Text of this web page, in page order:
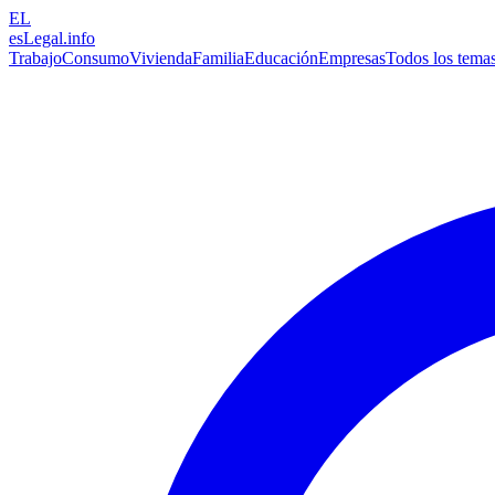
EL
esLegal.info
TrabajoConsumoViviendaFamiliaEducaciónEmpresasTodos los